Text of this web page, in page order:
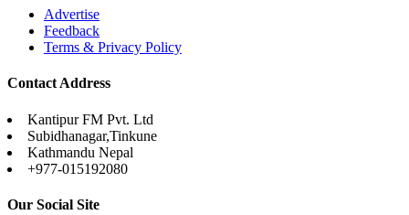
Advertise
Feedback
Terms & Privacy Policy
Contact Address
Kantipur FM Pvt. Ltd
Subidhanagar,Tinkune
Kathmandu Nepal
+977-015192080
Our Social Site